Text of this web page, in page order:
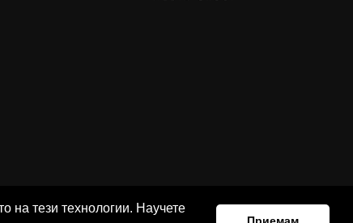
на тези технологии. Научете